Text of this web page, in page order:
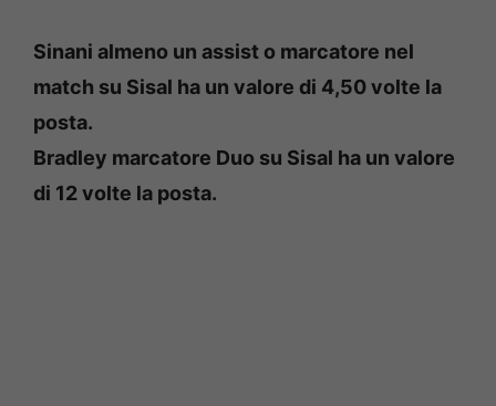
Sinani almeno un assist o marcatore nel
match su Sisal ha un valore di 4,50 volte la
posta.
Bradley marcatore Duo su Sisal ha un valore
di 12 volte la posta.